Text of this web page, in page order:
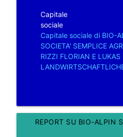
Capitale
sociale
Capitale sociale di BIO-
SOCIETA' SEMPLICE
RIZZI FLORIAN E
REPORT SU BIO-ALPIN